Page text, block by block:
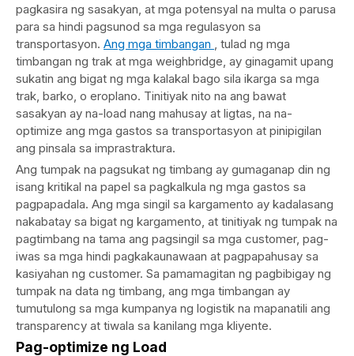
pagkasira ng sasakyan, at mga potensyal na multa o parusa
para sa hindi pagsunod sa mga regulasyon sa
transportasyon. Ang mga timbangan , tulad ng mga
timbangan ng trak at mga weighbridge, ay ginagamit upang
sukatin ang bigat ng mga kalakal bago sila ikarga sa mga
trak, barko, o eroplano. Tinitiyak nito na ang bawat
sasakyan ay na-load nang mahusay at ligtas, na na-
optimize ang mga gastos sa transportasyon at pinipigilan
ang pinsala sa imprastraktura.
Ang tumpak na pagsukat ng timbang ay gumaganap din ng
isang kritikal na papel sa pagkalkula ng mga gastos sa
pagpapadala. Ang mga singil sa kargamento ay kadalasang
nakabatay sa bigat ng kargamento, at tinitiyak ng tumpak na
pagtimbang na tama ang pagsingil sa mga customer, pag-
iwas sa mga hindi pagkakaunawaan at pagpapahusay sa
kasiyahan ng customer. Sa pamamagitan ng pagbibigay ng
tumpak na data ng timbang, ang mga timbangan ay
tumutulong sa mga kumpanya ng logistik na mapanatili ang
transparency at tiwala sa kanilang mga kliyente.
Pag-optimize ng Load